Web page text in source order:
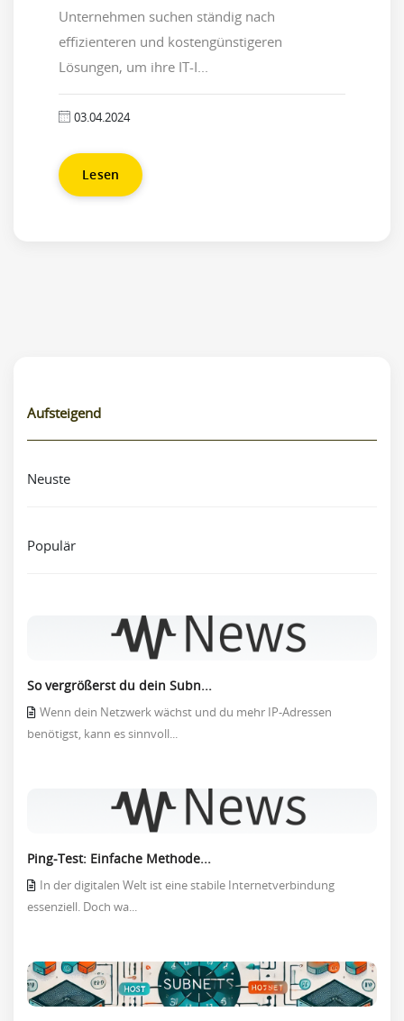
Unternehmen suchen ständig nach
effizienteren und kostengünstigeren
Lösungen, um ihre IT-I...
03.04.2024
Lesen
Aufsteigend
Neuste
Populär
So vergrößerst du dein Subn...
Wenn dein Netzwerk wächst und du mehr IP-Adressen
benötigst, kann es sinnvoll...
Ping-Test: Einfache Methode...
In der digitalen Welt ist eine stabile Internetverbindung
essenziell. Doch wa...